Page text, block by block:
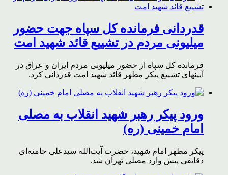
قدردانی فرمانده کل سپاه جهت حضور
میلیونی مردم در تشییع قائد شهید امت
فرمانده کل سپاه از حضور میلیونی مردم ایران و عراق در
آیینهای تشییع پیکر مطهر قائد شهید امت قدردانی کرد.
ورود پیکر رهبر شهید انقلاب به مصلی
امام خمینی (ره)
پیکر مطهر امام شهید،‌ حضرت آیت‌الله سیدعلی خامنه‌ای
دقایقی پیش وارد مصلی تهران شد.